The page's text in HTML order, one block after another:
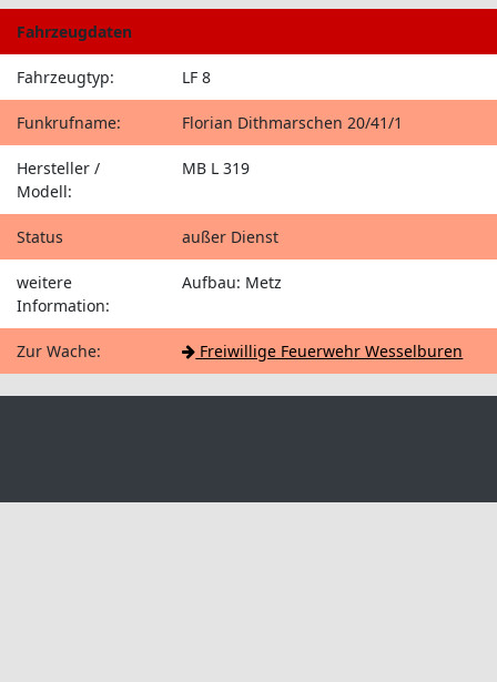
Fahrzeugdaten
Fahrzeugtyp: LF 8
Funkrufname: Florian Dithmarschen 20/41/1
Hersteller /
Modell:
MB L 319
Status außer Dienst
weitere
Information:
Aufbau: Metz
Zur Wache: Freiwillige Feuerwehr Wesselburen